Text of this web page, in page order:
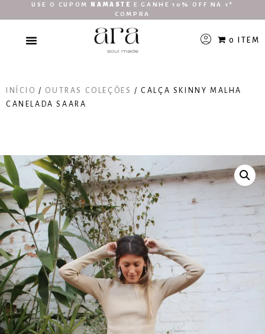
USE O CUPOM NAMASTE
E GANHE 10% OFF NA 1ª
COMPRA
0 ITEM
INÍCIO / OUTRAS COLEÇÕES / CALÇA SKINNY MALHA
CANELADA SAARA